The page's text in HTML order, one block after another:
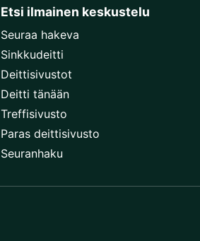
Etsi ilmainen keskustelu
Seuraa hakeva
Sinkkudeitti
Deittisivustot
Deitti tänään
Treffisivusto
Paras deittisivusto
Seuranhaku